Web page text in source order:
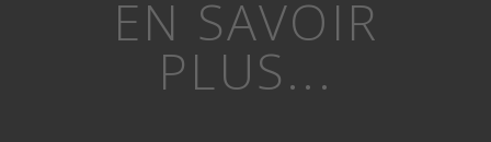
EN SAVOIR
PLUS...